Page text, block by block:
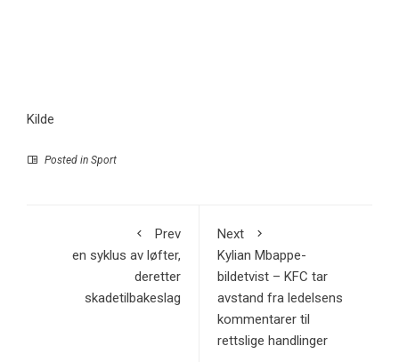
Kilde
Posted in Sport
Prev
en syklus av løfter,
deretter
skadetilbakeslag
Next
Kylian Mbappe-
bildetvist – KFC tar
avstand fra ledelsens
kommentarer til
rettslige handlinger